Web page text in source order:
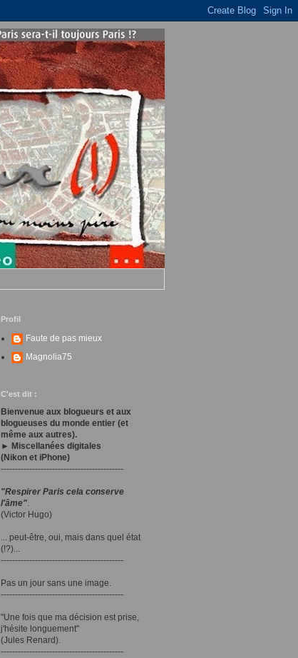
Profil
Faute de pas mieux
Magnolia75
C'est dit :
Bienvenue aux blogueurs et aux
blogueuses du monde entier (et
même aux autres).
► Miscellanées digitales
(Nikon et iPhone)
-------------------------------------------
"Respirer Paris cela conserve
l'âme".
(Victor Hugo)
... peut-être, oui, mais dans quel état
(!?)...
-------------------------------------------
Pas un jour sans une image.
-------------------------------------------
"Une fois que ma décision est prise,
j'hésite longuement"
(Jules Renard).
-------------------------------------------